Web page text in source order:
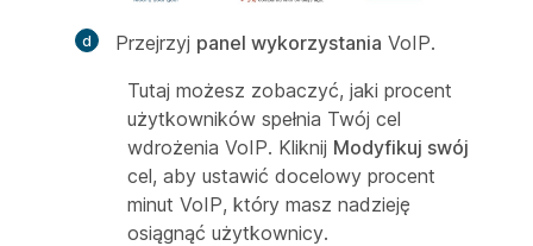
Przejrzyj panel wykorzystania VoIP.
Tutaj możesz zobaczyć, jaki procent
użytkowników spełnia Twój cel
wdrożenia VoIP. Kliknij Modyfikuj swój
cel, aby ustawić docelowy procent
minut VoIP, który masz nadzieję
osiągnąć użytkownicy.